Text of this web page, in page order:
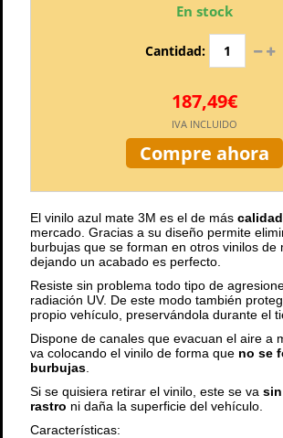
En stock
Cantidad:
187,49€
IVA INCLUIDO
Compre ahora
El vinilo azul mate 3M es el de más calidad
mercado. Gracias a su diseño permite
burbujas que se forman en otros vinilos de
dejando un acabado es perfecto.
Resiste sin problema todo tipo de
radiación UV. De este modo también
propio vehículo, preservándola durante el
Dispone de canales que evacuan el aire a
va colocando el vinilo de forma que no se
burbujas
Si se quisiera retirar el vinilo, este se va
rastro ni daña la superficie del vehículo.
Características: